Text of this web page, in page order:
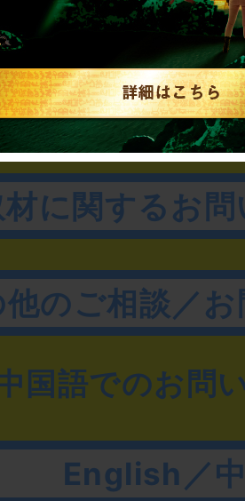
業／法人の方
出ゲーム制作
材に関するお
他のご相談／
国語でのお問
English／